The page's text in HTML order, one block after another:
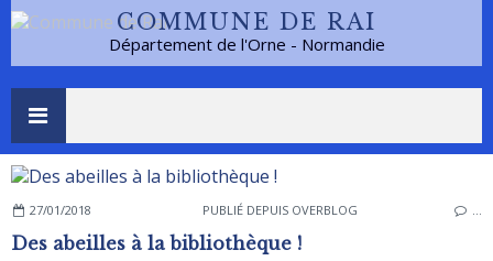
COMMUNE DE RAI
Département de l'Orne - Normandie
27/01/2018 PUBLIÉ DEPUIS OVERBLOG …
Des abeilles à la bibliothèque !